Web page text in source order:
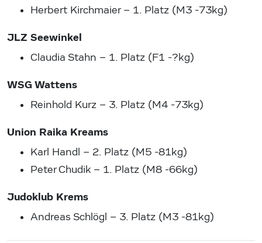
Herbert Kirchmaier – 1. Platz (M3 -73kg)
JLZ Seewinkel
Claudia Stahn – 1. Platz (F1 -?kg)
WSG Wattens
Reinhold Kurz – 3. Platz (M4 -73kg)
Union Raika Kreams
Karl Handl – 2. Platz (M5 -81kg)
Peter Chudik – 1. Platz (M8 -66kg)
Judoklub Krems
Andreas Schlögl – 3. Platz (M3 -81kg)